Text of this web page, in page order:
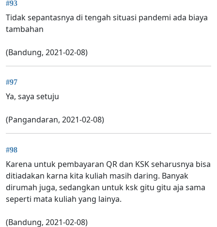
#93
Tidak sepantasnya di tengah situasi pandemi ada biaya
tambahan
(Bandung, 2021-02-08)
#97
Ya, saya setuju
(Pangandaran, 2021-02-08)
#98
Karena untuk pembayaran QR dan KSK seharusnya bisa
ditiadakan karna kita kuliah masih daring. Banyak
dirumah juga, sedangkan untuk ksk gitu gitu aja sama
seperti mata kuliah yang lainya.
(Bandung, 2021-02-08)